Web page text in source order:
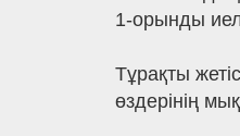
1-орынды
Тұрақты
өздерінің